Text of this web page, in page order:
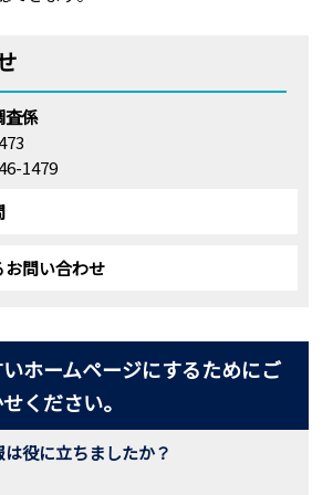
査係
1479
お問い合わせ
ホームページにするためにご
ください。
役に立ちましたか？